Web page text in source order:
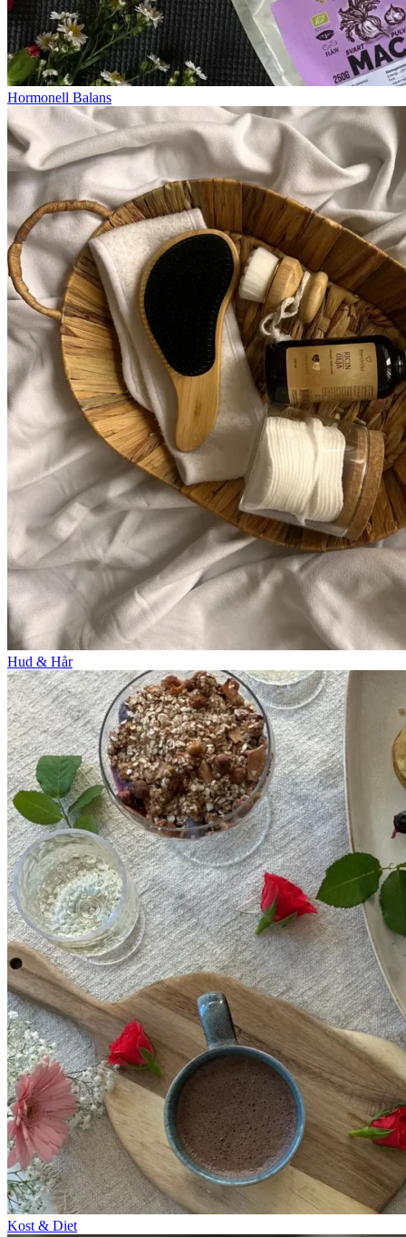
Hormonell Balans
Hud & Hår
Kost & Diet